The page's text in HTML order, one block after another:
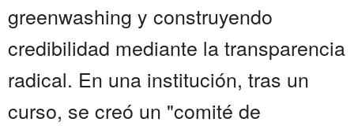
greenwashing y construyendo
credibilidad mediante la transparencia
radical. En una institución, tras un
curso, se creó un "comité de